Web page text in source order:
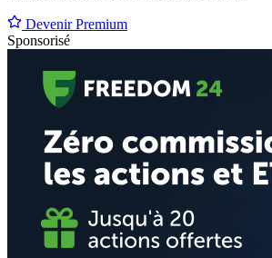
Devenir Premium
Sponsorisé